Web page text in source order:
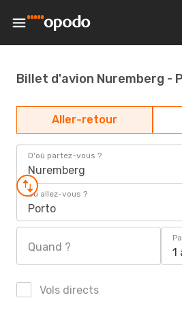
Billet d'avion Nuremberg -
Aller-retour
D'où partez-vous ?
Nuremberg
Où allez-vous ?
Porto
Quand ? 1
Vols directs